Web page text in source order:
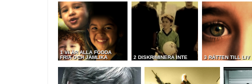
1 VI ÄR ALLA FÖDDA
FRIA OCH JÄMLIKA
2 DISKRIMINERA INTE 3 RÄTTEN TILL LIV